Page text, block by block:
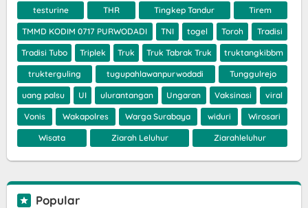
testurine THR Tingkep Tandur Tirem
TMMD KODIM 0717 PURWODADI TNI togel Toroh Tradisi
Tradisi Tubo Triplek Truk Truk Tabrak Truk truktangkibbm
trukterguling tugupahlawanpurwodadi Tunggulrejo
uang palsu UI ulurantangan Ungaran Vaksinasi viral
Vonis Wakapolres Warga Surabaya widuri Wirosari
Wisata Ziarah Leluhur Ziarahleluhur
Popular